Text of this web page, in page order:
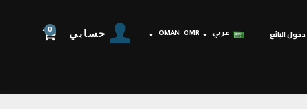
دخول البائع عربي OMR
OMAN حسابي 0